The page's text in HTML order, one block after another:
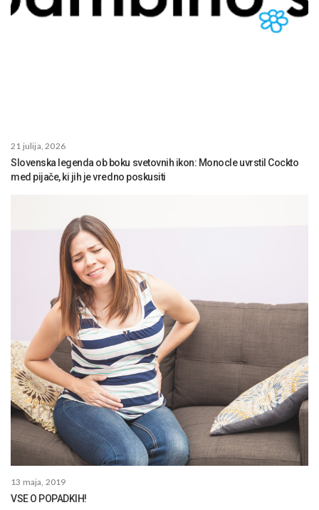
21 julija, 2026
Slovenska legenda ob boku svetovnih ikon: Monocle uvrstil Cockto
med pijače, ki jih je vredno poskusiti
13 maja, 2019
VSE O POPADKIH!